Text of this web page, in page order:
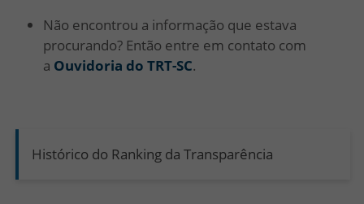
Não encontrou a informação que estava
procurando? Então entre em contato com
a Ouvidoria do TRT-SC.
Histórico do Ranking da Transparência